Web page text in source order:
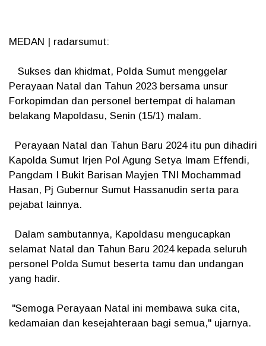
MEDAN | radarsumut:
Sukses dan khidmat, Polda Sumut menggelar
Perayaan Natal dan Tahun 2023 bersama unsur
Forkopimdan dan personel bertempat di halaman
belakang Mapoldasu, Senin (15/1) malam.
Perayaan Natal dan Tahun Baru 2024 itu pun dihadiri
Kapolda Sumut Irjen Pol Agung Setya Imam Effendi,
Pangdam I Bukit Barisan Mayjen TNI Mochammad
Hasan, Pj Gubernur Sumut Hassanudin serta para
pejabat lainnya.
Dalam sambutannya, Kapoldasu mengucapkan
selamat Natal dan Tahun Baru 2024 kepada seluruh
personel Polda Sumut beserta tamu dan undangan
yang hadir.
"Semoga Perayaan Natal ini membawa suka cita,
kedamaian dan kesejahteraan bagi semua," ujarnya.